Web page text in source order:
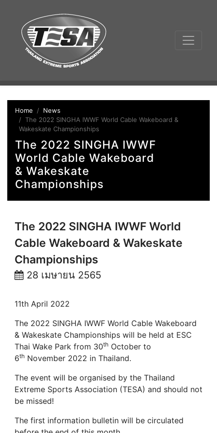
Home
News
The 2022 SINGHA IWWF World Cable Wakeboard &
Wakeskate Championships
The 2022 SINGHA IWWF
World Cable Wakeboard
& Wakeskate
Championships
The 2022 SINGHA IWWF World
Cable Wakeboard & Wakeskate
Championships
28 เมษายน 2565
11th April 2022
The 2022 SINGHA IWWF World Cable Wakeboard
& Wakeskate Championships will be held at ESC
Thai Wake Park from 30th October to
6th November 2022 in Thailand.
The event will be organised by the Thailand
Extreme Sports Association (TESA) and should not
be missed!
The first information bulletin will be circulated